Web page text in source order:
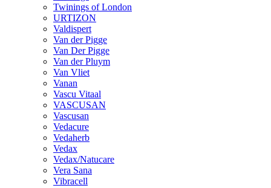
Twinings of London
URTIZON
Valdispert
Van der Pigge
Van Der Pigge
Van der Pluym
Van Vliet
Vanan
Vascu Vitaal
VASCUSAN
Vascusan
Vedacure
Vedaherb
Vedax
Vedax/Natucare
Vera Sana
Vibracell